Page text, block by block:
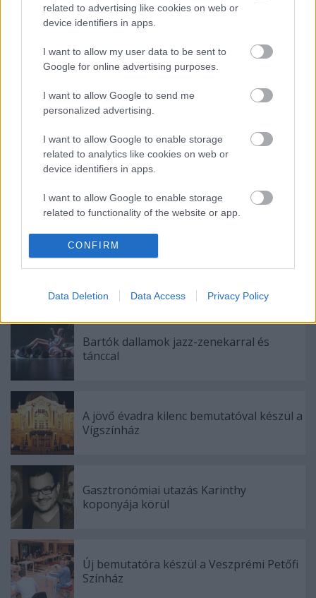
related to advertising like cookies on web or
device identifiers in apps.
I want to allow my user data to be sent to
Google for online advertising purposes.
I want to allow Google to send me
personalized advertising.
I want to allow Google to enable storage
related to analytics like cookies on web or
device identifiers in apps.
I want to allow Google to enable storage
related to functionality of the website or app.
I want to allow Google to enable storage
related to personalization.
related to security, including authentication
user protection.
CONFIRM
Data Deletion Data Access Privacy Policy
Forrás: MTI
Különleges találkozások Zsámbékon
Bartók dallamok jazz-zenekarral és
tánccal
A jövő évadra kilenc bemutatóval készül a
Vígszínház
Gasztronómiai utazás Karinthy
koponyája körül
Új bemutatóra készül a Veszprémi Petőfi
Színház